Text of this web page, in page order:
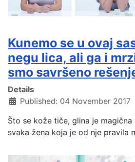
Kunemo se u ovaj
negu lica, ali ga i
smo savršeno
Details
Published: 04 November 2017
Što se kože tiče, glina je
svaka žena koja je od nje pravila